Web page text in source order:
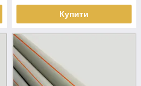
Купити